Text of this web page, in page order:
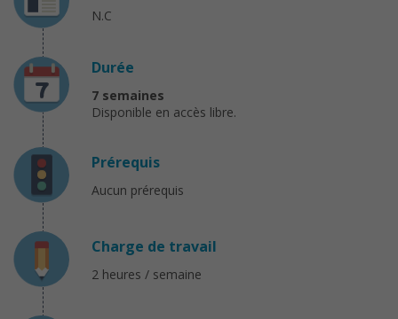
N.C
Durée
7 semaines
Disponible en accès libre.
Prérequis
Aucun prérequis
Charge de travail
2 heures / semaine